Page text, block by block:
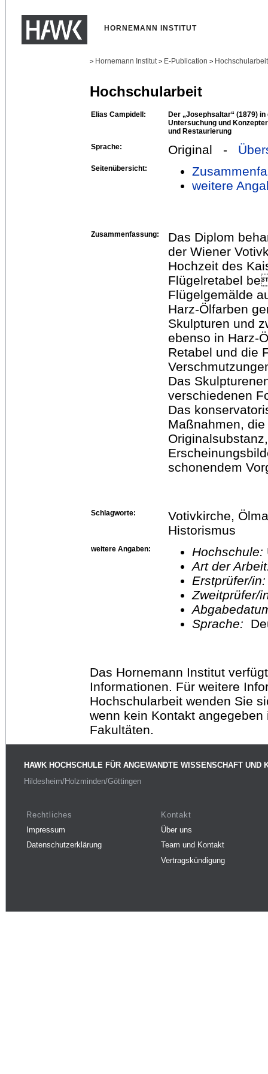
HORNEMANN INSTITUT
> Hornemann Institut > E-Publication >
Hochschularbeit
Elias Campidell:
Der „Josephsaltar“ (1879)
Untersuchung und
und Restaurierung
Sprache:
Original -
Seitenübersicht:
weitere
Zusammenfassung:
Das Diplom
der Wiener
Hochzeit des
Flügelretabel
Flügelgemälde
Harz-Ölfarben
Skulpturen und
ebenso in Harz-
Retabel und die
Das
verschiedenen
Das
Maßnahmen,
schonendem
Schlagworte:
Votivkirche,
Historismus
weitere Angaben: Hochschule:
Art der
Erstprüfer/
Sprache:
Das Hornemann Institut
Informationen. Für weitere
Hochschularbeit wenden Sie
wenn kein Kontakt
Fakultäten.
HAWK HOCHSCHULE FÜR ANGEWANDTE WISSENSCHAFT UND
Hildesheim/Holzminden/Göttingen
Rechtliches
Impressum
Datenschutzerklärung
Kontakt
Über uns
Team und Kontakt
Vertragskündigung